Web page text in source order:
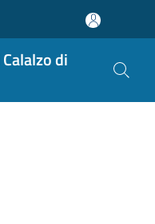
di